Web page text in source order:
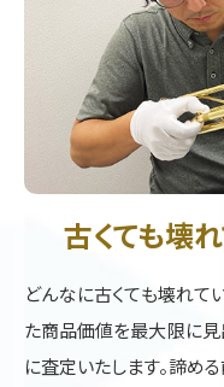
古くても壊
どんなに古くても壊れて
た商品価値を最大限に
に査定いたします。諦め